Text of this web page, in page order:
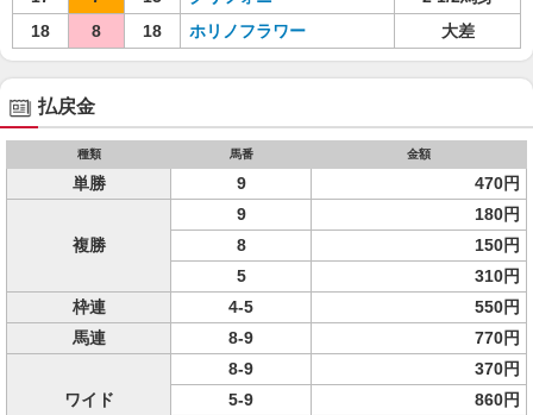
18
8 18 ホリノフラワー 大差
払戻金
種類 馬番 金額
単勝 9 470円
複勝
9
180円
8
150円
5
310円
枠連
4-5
550円
馬連
8-9 770円
ワイド
8-9
370円
5-9
860円